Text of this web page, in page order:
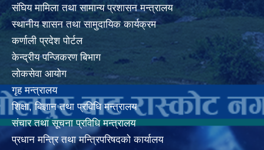
संघिय मामिला तथा सामान्य प्रशासन मन्त्रालय
स्थानीय शासन तथा सामुदायिक कार्यक्रम
कर्णाली प्रदेश पोर्टल
केन्द्रीय पन्जिकरण बिभाग
लोकसेवा आयोग
गृह मन्त्रालय
शिक्षा, बिज्ञान तथा प्रविधि मन्त्रालय
संचार तथा सूचना प्रविधि मन्त्रालय
प्रधान मन्त्रि तथा मन्त्रिपरिषदको कार्यालय